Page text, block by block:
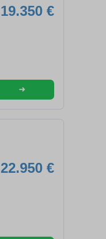
19.350 €
➜
22.950 €